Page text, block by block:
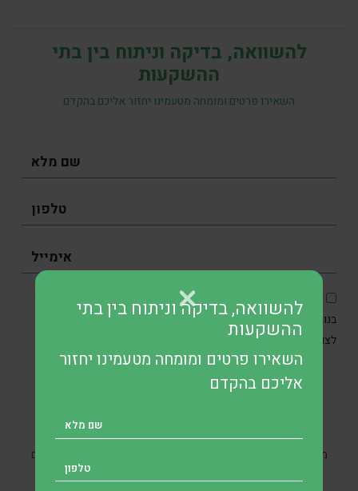
להשוואה, בדיקה וניתוח בין בתי
ההשקעות
השאירו פרטים ומומחה מטעמינו יחזור אליכם בהקדם
אני מסכים/ה כי SKN תיצור איתי קשר בטלפון, בדוא״ל ובוואטסאפ
בנוגע לפנייתי, וכן מאשר/ת את איסוף והשימוש במידע האישי שלי
לצורכי תקשורת ושירות בהתאם ל
* אין במאמר זה, בחלקו או במלואו, כל הבטחה להשגת תשואות
מהשקעות ואין האמור בו מהווה ייעוץ מקצועי לבצע השקעות בתחום
להשוואה, בדיקה וניתוח בין בתי
ההשקעות
השאירו פרטים ומומחה מטעמינו יחזור
אליכם בהקדם